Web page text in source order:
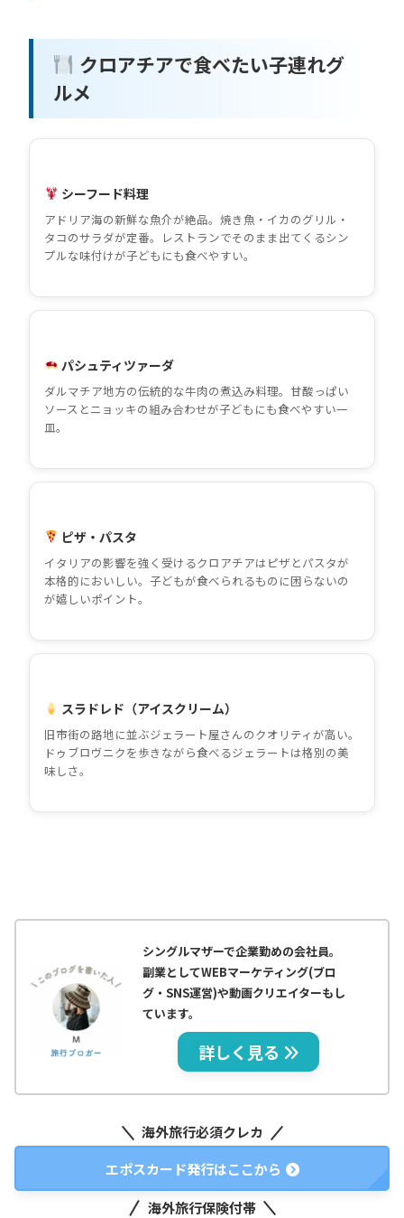
クロアチアで食べたい子連れグ
ルメ
シーフード料理
アドリア海の新鮮な魚介が絶品。焼き魚・イカのグリル・
タコのサラダが定番。レストランでそのまま出てくるシン
プルな味付けが子どもにも食べやすい。
パシュティツァーダ
ダルマチア地方の伝統的な牛肉の煮込み料理。甘酸っぱい
ソースとニョッキの組み合わせが子どもにも食べやすい一
皿。
ピザ・パスタ
イタリアの影響を強く受けるクロアチアはピザとパスタが
本格的においしい。子どもが食べられるものに困らないの
が嬉しいポイント。
スラドレド（アイスクリーム）
旧市街の路地に並ぶジェラート屋さんのクオリティが高い。
ドゥブロヴニクを歩きながら食べるジェラートは格別の美
味しさ。
シングルマザーで企業勤めの会社員。
副業としてWEBマーケティング(ブロ
グ・SNS運営)や動画クリエイターもし
ています。
詳しく見る
海外旅行必須クレカ
エポスカード発行はここから
海外旅行保険付帯